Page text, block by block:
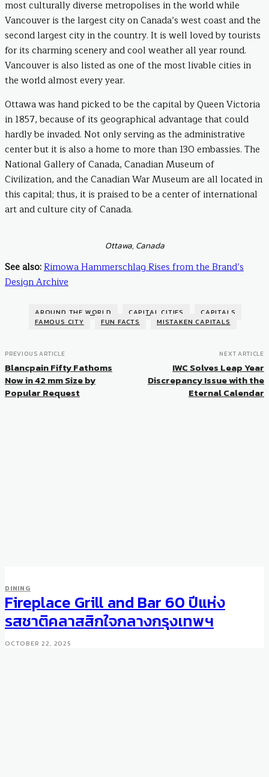
most culturally diverse metropolises in the world while
Vancouver is the largest city on Canada’s west coast and the
second largest city in the country. It is well loved by tourists
for its charming scenery and cool weather all year round.
Vancouver is also listed as one of the most livable cities in
the world almost every year.
Ottawa was hand picked to be the capital by Queen Victoria
in 1857, because of its geographical advantage that could
hardly be invaded. Not only serving as the administrative
center but it is also a home to more than 130 embassies. The
National Gallery of Canada, Canadian Museum of
Civilization, and the Canadian War Museum are all located in
this capital; thus, it is praised to be a center of international
art and culture city of Canada.
Ottawa, Canada
See also:Rimowa Hammerschlag Rises from the Brand’s
Design Archive
AROUND THE WORLD CAPITAL CITIES
CAPITALS
FAMOUS CITY
FUN FACTS MISTAKEN CAPITALS
PREVIOUS ARTICLE
Blancpain Fifty Fathoms
Now in 42 mm Size by
Popular Request
NEXT ARTICLE
IWC Solves Leap Year
Discrepancy Issue with the
Eternal Calendar
DINING
Fireplace Grill and Bar 60 ปีแห่ง
รสชาติคลาสสิกใจกลางกรุงเทพฯ
OCTOBER 22, 2025